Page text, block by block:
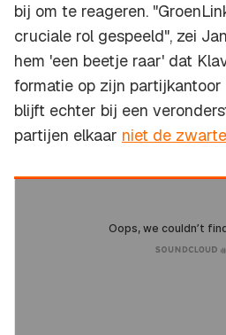
bij om te reageren.
cruciale rol gespeeld", zei
hem 'een beetje raar' dat
formatie op zijn partijkantoor
blijft echter bij een
partijen elkaar niet de